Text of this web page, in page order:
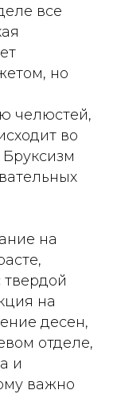
все
но
челюстей,
во
на
твердой
на
десен,
отделе,
и
важно